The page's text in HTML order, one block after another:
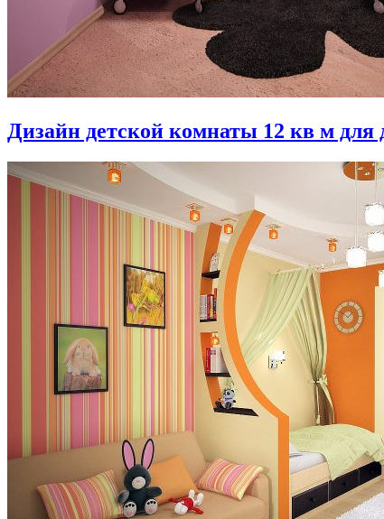
Дизайн детской комнаты 12 кв м для